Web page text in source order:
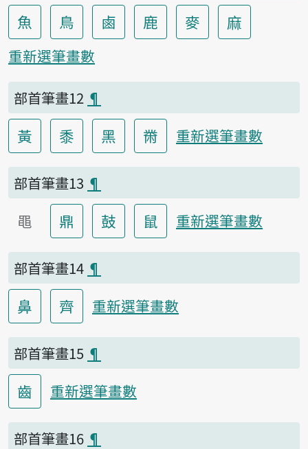
魚 鳥 鹵 鹿 麥 麻
重新選筆畫數
部首筆畫12 ¶
黃 黍 黑 黹 重新選筆畫數
部首筆畫13 ¶
黽 鼎 鼓 鼠 重新選筆畫數
部首筆畫14 ¶
鼻 齊 重新選筆畫數
部首筆畫15 ¶
齒 重新選筆畫數
部首筆畫16 ¶